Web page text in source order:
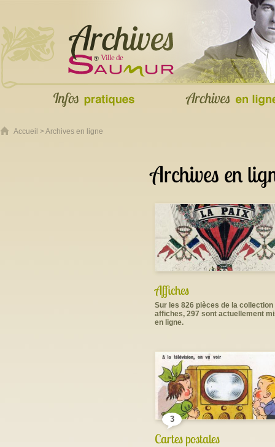
Accueil >Archives en ligne
Archives en
Affiches
Sur les 826 pièces de la collection
affiches, 297 sont actuellement
en ligne.
3
Cartes postales